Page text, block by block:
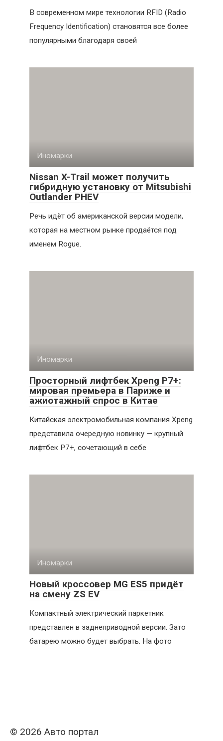
В современном мире технологии RFID (Radio
Frequency Identification) становятся все более
популярными благодаря своей
Иномарки
Nissan X-Trail может получить
гибридную установку от Mitsubishi
Outlander PHEV
Речь идёт об американской версии модели,
которая на местном рынке продаётся под
именем Rogue.
Иномарки
Просторный лифтбек Xpeng P7+:
мировая премьера в Париже и
ажиотажный спрос в Китае
Китайская электромобильная компания Xpeng
представила очередную новинку — крупный
лифтбек P7+, сочетающий в себе
Иномарки
Новый кроссовер MG ES5 придёт
на смену ZS EV
Компактный электрический паркетник
представлен в заднеприводной версии. Зато
батарею можно будет выбрать. На фото
© 2026 Авто портал